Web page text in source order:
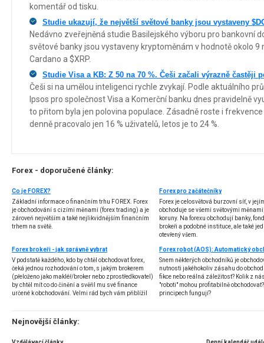
komentář od tisku.
Studie ukazují, že největší světové banky jsou vystaveny
Nedávno zveřejněná studie Basilejského výboru pro bankovní
světové banky jsou vystaveny kryptoměnám v hodnotě okolo 9
Cardano a $XRP.
Studie Visa a KB: Z 50 na 70 %. Češi začali výrazně častěji
Češi si na umělou inteligenci rychle zvykají. Podle aktuálního
Ipsos pro společnost Visa a Komerční banku dnes pravidelně
to přitom byla jen polovina populace. Zásadně roste i
denně pracovalo jen 16 % uživatelů, letos je to 24 %.
Forex - doporučené články:
Co je FOREX?
Základní informace o finančním trhu FOREX. Forex
je obchodování s cizími měnami (forex trading) a je
zároveň největším a také nejlikvidnějším finančním
trhem na světě.
Forex pro začátečníky
Forex je celosvětová burzovní síť, v
obchoduje se všemi světovými
koruny. Na forexu obchodují banky,
brokeři a podobné instituce, ale také
otevřený všem.
Forex brokeři - jak správně vybrat
V podstatě každého, kdo by chtěl obchodovat forex,
čeká jednou rozhodování o tom, s jakým brokerem
(přeloženo jako makléř/broker nebo zprostředkovatel)
by chtěl mít co do činění a svěřil mu své finance
určené k obchodování. Velmi rád bych vám přiblížil
několik příkladů nejznámějších z nich.
Snem některých obchodníků je
nutnosti jakéhokoliv zásahu do
fikce nebo reálná záležitost? Kolik z
"roboti" mohou profitabilně
principech fungují?
Nejnovější články: